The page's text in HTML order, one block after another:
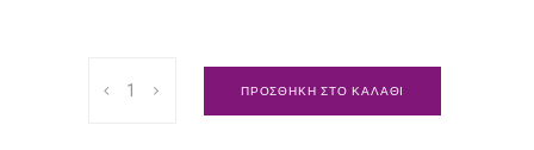
μάτια
ΠΡΟΣΘΗΚΗ ΣΤΟ ΚΑΛΑΘΙ